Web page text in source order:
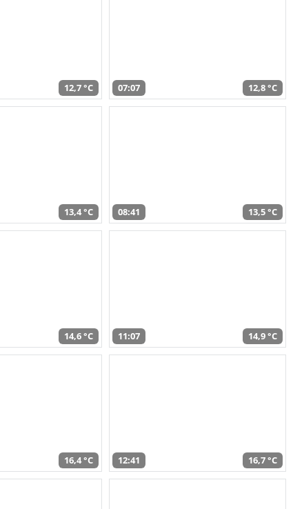
12,7 °C 07:07 12,8 °C
13,4 °C 08:41 13,5 °C
14,6 °C 11:07 14,9 °C
16,4 °C 12:41 16,7 °C